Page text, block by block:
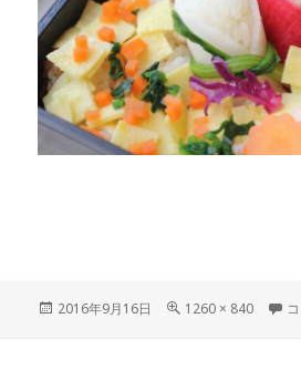
投
2016年9月16日
フ
1260 × 840